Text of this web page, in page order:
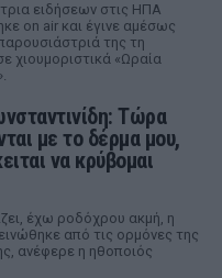
ειδήσεων στις ΗΠΑ
on air και έγινε αμέσως
της τη
χιουμοριστικά «Ωραία
Τώρα
με το δέρμα μου,
να κρύβομαι
έχω ροδόχρου ακμή, η
από τις ορμόνες της
ανέφερε η ηθοποιός